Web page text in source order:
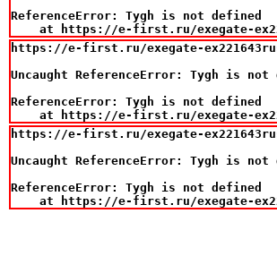
ReferenceError: Tygh is not defined
at https://e-first.ru/exegate-
https://e-first.ru/exegate-
Uncaught ReferenceError: Tygh is not
ReferenceError: Tygh is not defined
at https://e-first.ru/exegate-
https://e-first.ru/exegate-
Uncaught ReferenceError: Tygh is not
ReferenceError: Tygh is not defined
at https://e-first.ru/exegate-